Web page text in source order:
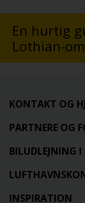
En hurtig
Lothian-
KONTAKT OG
PARTNERE OG
BILUDLEJNING
INSPIRATION